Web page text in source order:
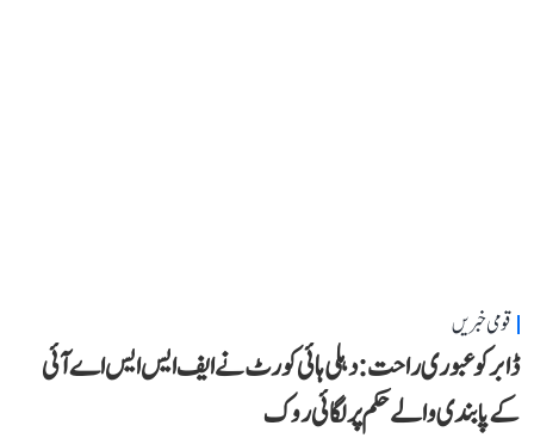
قومی خبریں
ڈابر کو عبوری راحت: دہلی ہائی کورٹ نے ایف ایس ایس اے آئی
کے پابندی والے حکم پر لگائی روک